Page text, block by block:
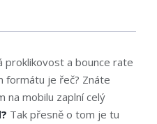
proklikovost a bounce rate
formátu je řeč? Znáte
na mobilu zaplní celý
Tak přesně o tom je tu